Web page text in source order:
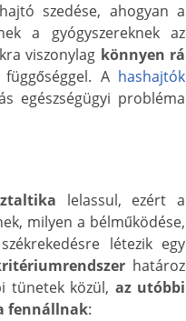
szedése, ahogyan a
a gyógyszereknek az
viszonylag könnyen rá
A hashajtók
egészségügyi probléma
lelassul, ezért a
milyen a bélműködése,
létezik egy
határoz
tünetek közül, az utóbbi
fennállnak: